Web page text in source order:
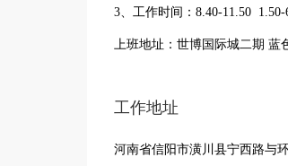
3、工作时间：8.40-11.50 1.50-
上班地址：世博国际城二期 蓝
工作地址
河南省信阳市潢川县宁西路与